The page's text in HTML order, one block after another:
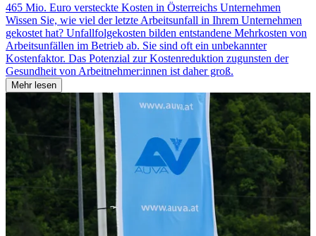
465 Mio. Euro versteckte Kosten in Österreichs Unternehmen
Wissen Sie, wie viel der letzte Arbeitsunfall in Ihrem Unternehmen
gekostet hat? Unfallfolgekosten bilden entstandene Mehrkosten von
Arbeitsunfällen im Betrieb ab. Sie sind oft ein unbekannter
Kostenfaktor. Das Potenzial zur Kostenreduktion zugunsten der
Gesundheit von Arbeitnehmer:innen ist daher groß.
Mehr lesen